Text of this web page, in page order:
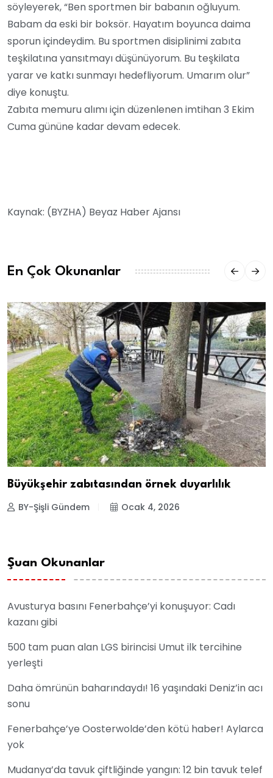
söyleyerek, “Ben sportmen bir babanın oğluyum.
Babam da eski bir boksör. Hayatım boyunca daima
sporun içindeydim. Bu sportmen disiplinimi zabıta
teşkilatına yansıtmayı düşünüyorum. Bu teşkilata
yarar ve katkı sunmayı hedefliyorum. Umarım olur”
diye konuştu.
Zabıta memuru alımı için düzenlenen imtihan 3 Ekim
Cuma gününe kadar devam edecek.
Kaynak: (BYZHA) Beyaz Haber Ajansı
En Çok Okunanlar
Büyükşehir zabıtasından örnek duyarlılık
BY-Şişli Gündem Ocak 4, 2026
Şuan Okunanlar
Avusturya basını Fenerbahçe’yi konuşuyor: Cadı
kazanı gibi
500 tam puan alan LGS birincisi Umut ilk tercihine
yerleşti
Daha ömrünün baharındaydı! 16 yaşındaki Deniz’in acı
sonu
Fenerbahçe’ye Oosterwolde’den kötü haber! Aylarca
yok
Mudanya’da tavuk çiftliğinde yangın: 12 bin tavuk telef